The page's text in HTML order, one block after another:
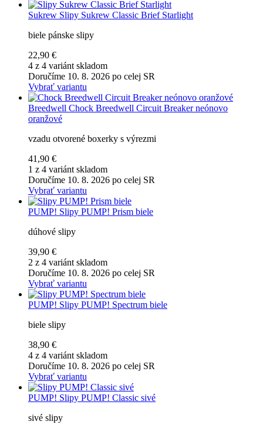
Sukrew Slipy Sukrew Classic Brief Starlight
biele pánske slipy
22,90 €
4 z 4 variánt skladom
Doručíme 10. 8. 2026 po celej SR
Vybrať variantu
Breedwell Chock Breedwell Circuit Breaker neónovo
oranžové
vzadu otvorené boxerky s výrezmi
41,90 €
1 z 4 variánt skladom
Doručíme 10. 8. 2026 po celej SR
Vybrať variantu
PUMP! Slipy PUMP! Prism biele
dúhové slipy
39,90 €
2 z 4 variánt skladom
Doručíme 10. 8. 2026 po celej SR
Vybrať variantu
PUMP! Slipy PUMP! Spectrum biele
biele slipy
38,90 €
4 z 4 variánt skladom
Doručíme 10. 8. 2026 po celej SR
Vybrať variantu
PUMP! Slipy PUMP! Classic sivé
sivé slipy